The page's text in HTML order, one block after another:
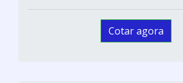
Cotar agora